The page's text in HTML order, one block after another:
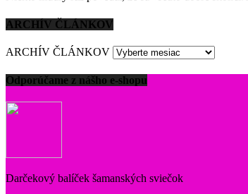
ARCHÍV ČLÁNKOV
ARCHÍV ČLÁNKOV
Odporúčame z nášho e-shopu
Darčekový balíček šamanských sviečok